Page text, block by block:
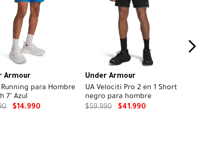
Armour
para Hombre
7" Azul
$14.990
Under Armour
UA Velociti Pro 2 en 1 Short
negro para hombre
$59.990 $41.990